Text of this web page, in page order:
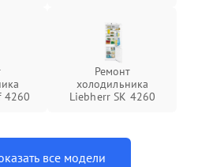
4260
Ремонт
холодильника
Liebherr SK 4260
все модели